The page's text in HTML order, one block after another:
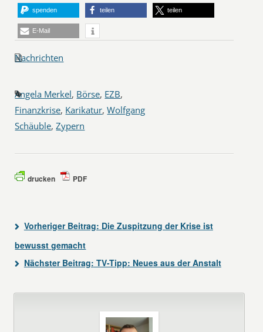
spenden teilen teilen
E-Mail
Nachrichten
Angela Merkel, Börse, EZB,
Finanzkrise, Karikatur,Wolfgang
Schäuble,Zypern
drucken PDF
Vorheriger Beitrag: Die Zuspitzung der Krise ist
bewusst gemacht
Nächster Beitrag: TV-Tipp: Neues aus der Anstalt